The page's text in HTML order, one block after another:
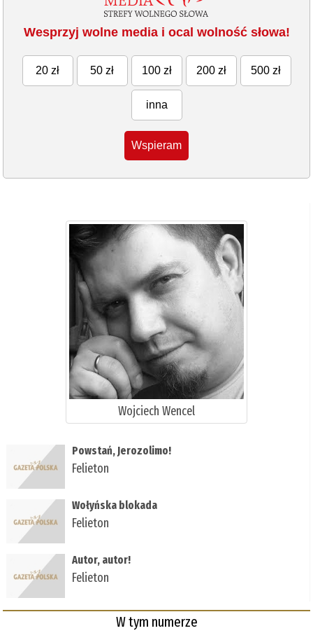
Wesprzyj wolne media i ocal wolność słowa!
20 zł 50 zł 100 zł 200 zł 500 zł
inna
Wspieram
Wojciech Wencel
Powstań, Jerozolimo!
Felieton
Wołyńska blokada
Felieton
Autor, autor!
Felieton
W tym numerze